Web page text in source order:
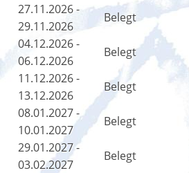
27.11.2026 -
29.11.2026
Belegt
04.12.2026 -
06.12.2026
Belegt
11.12.2026 -
13.12.2026
Belegt
08.01.2027 -
10.01.2027
Belegt
29.01.2027 -
03.02.2027
Belegt